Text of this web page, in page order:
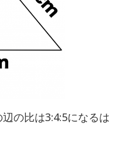
の比は3:4:5になるは